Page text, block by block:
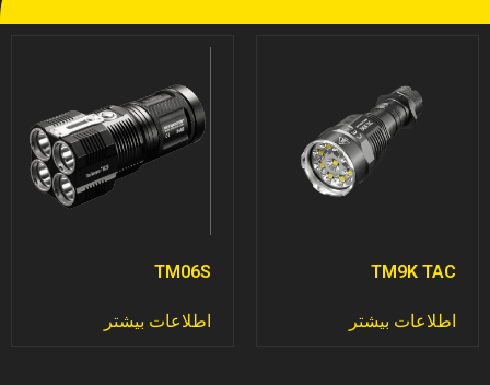
TM9K TAC
اطلاعات بیشتر
TM06S
اطلاعات بیشتر